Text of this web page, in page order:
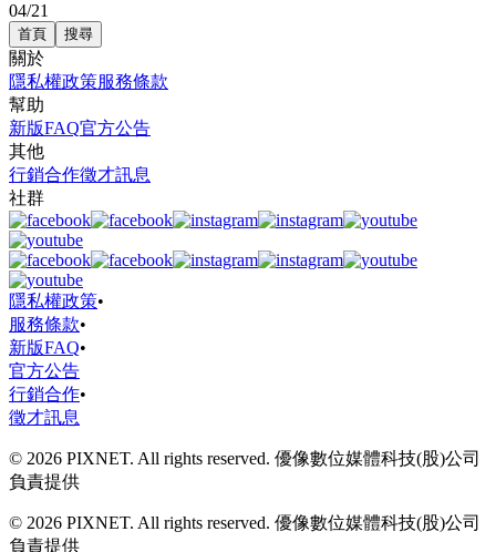
04/21
首頁 搜尋
關於
隱私權政策服務條款
幫助
新版FAQ官方公告
其他
行銷合作徵才訊息
社群
隱私權政策•
服務條款•
新版FAQ•
官方公告
行銷合作•
徵才訊息
© 2026 PIXNET. All rights reserved. 優像數位媒體科技(股)公司
負責提供
© 2026 PIXNET. All rights reserved. 優像數位媒體科技(股)公司
負責提供